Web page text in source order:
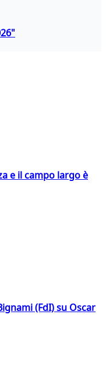
e il campo largo è
(FdI) su Oscar